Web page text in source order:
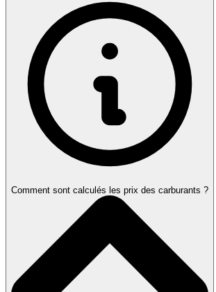
Comment sont calculés les prix des carburants ?